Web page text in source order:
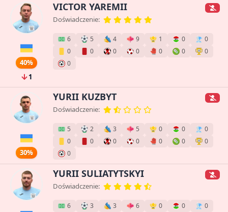
40%
1
VICTOR YAREMII
Doświadczenie:
6 5 4 9 1 0
0
0
0 0 0 0 0
0
0
30%
YURII KUZBYT
Doświadczenie:
5 2 3 5 0 0
0
0
0 0 0 0 0
0
0
YURII SULIATYTSKYI
Doświadczenie:
6 3 3 6 0 0
0